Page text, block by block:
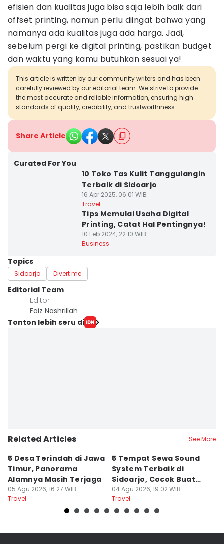
efisien dan kualitas juga bisa saja lebih baik dari
offset printing, namun perlu diingat bahwa yang
namanya ada kualitas juga ada harga. Jadi,
sebelum pergi ke digital printing, pastikan budget
dan waktu yang kamu butuhkan sesuai ya!
This article is written by our community writers and has been
carefully reviewed by our editorial team. We strive to provide
the most accurate and reliable information, ensuring high
standards of quality, credibility, and trustworthiness.
Share Article
Curated For You
10 Toko Tas Kulit Tanggulangin
Terbaik di Sidoarjo
16 Apr 2025, 06:01 WIB
Travel
Tips Memulai Usaha Digital
Printing, Catat Hal Pentingnya!
10 Feb 2024, 22:10 WIB
Business
Topics
Sidoarjo Divert me
Editorial Team
Editor
Faiz Nashrillah
Tonton lebih seru di
Related Articles See More
5 Desa Terindah di Jawa
Timur, Panorama
Alamnya Masih Terjaga
05 Agu 2026, 16:27 WIB
Travel
5 Tempat Sewa Sound
System Terbaik di
Sidoarjo, Cocok Buat
Agustusan
04 Agu 2026, 19:02 WIB
Travel